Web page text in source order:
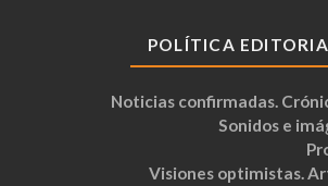
POLÍTICA
Noticias confirmadas.
Sonidos e
Visiones optimistas.